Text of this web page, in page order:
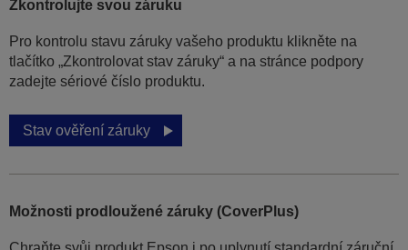
Zkontrolujte svou záruku
Pro kontrolu stavu záruky vašeho produktu klikněte na
tlačítko „Zkontrolovat stav záruky“ a na stránce podpory
zadejte sériové číslo produktu.
Stav ověření záruky
Možnosti prodloužené záruky (CoverPlus)